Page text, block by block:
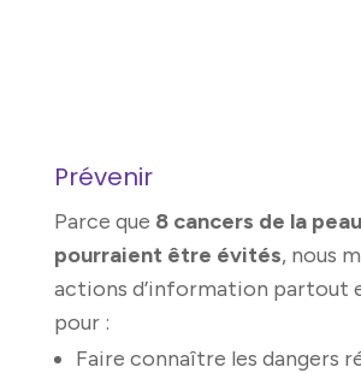
Prévenir
Parce que 8 cancers de la
pourraient être évités, nous
actions d’information partout
pour :
Faire connaître les dangers